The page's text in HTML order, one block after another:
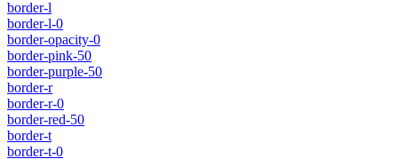
border-l
border-l-0
border-opacity-0
border-pink-50
border-purple-50
border-r
border-r-0
border-red-50
border-t
border-t-0